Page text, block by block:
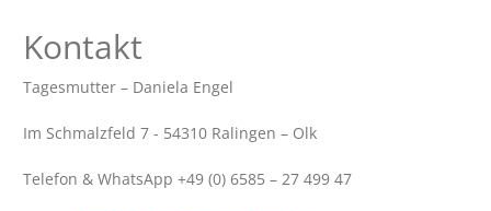
Kontakt
Tagesmutter – Daniela Engel
Im Schmalzfeld 7 - 54310 Ralingen – Olk
Telefon & WhatsApp +49 (0) 6585 – 27 499 47